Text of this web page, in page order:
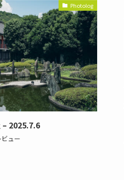
Photolog
– 2025.7.6
ュー